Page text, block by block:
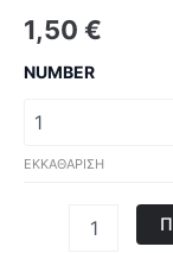
1,50 €
NUMBER
ΕΚΚΑΘΆΡΙΣΗ